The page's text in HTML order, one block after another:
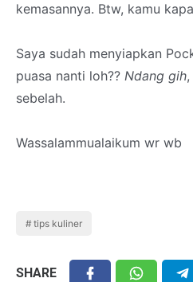
kemasannya. Btw, kamu
Saya sudah menyiapkan
puasa nanti loh?? Ndang gih
sebelah.
Wassalammualaikum wr wb
tips kuliner
SHARE